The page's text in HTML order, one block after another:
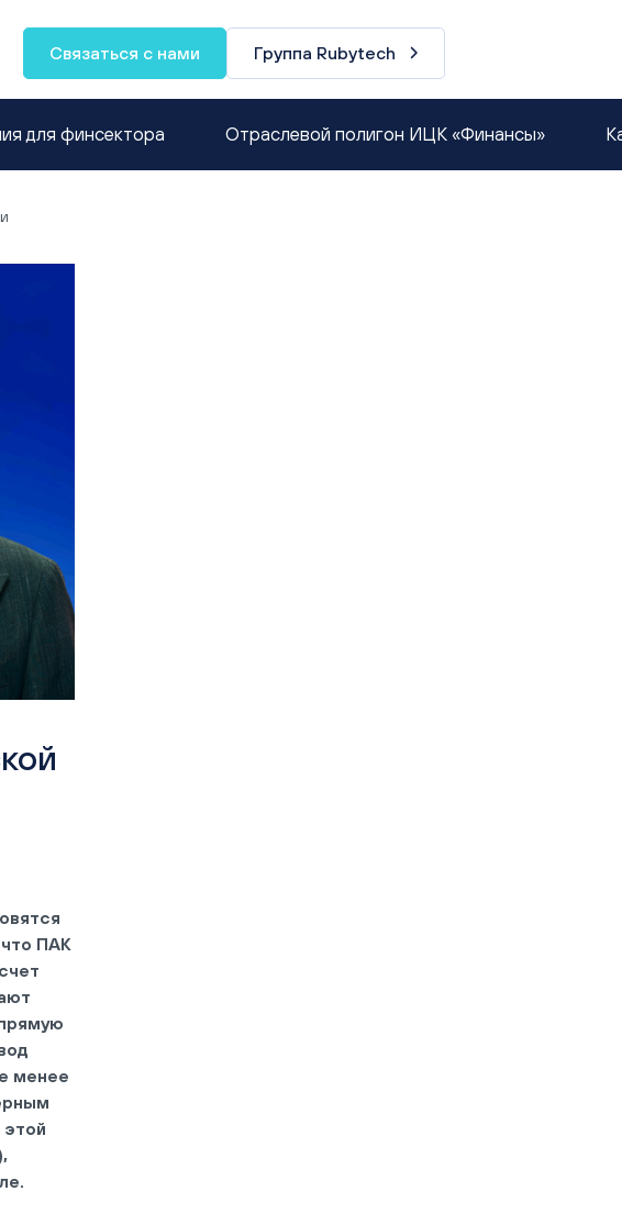
Связаться с нами Группа Rubytech
для финсектора Отраслевой полигон ИЦК «Финансы»
ПАК
менее
этой